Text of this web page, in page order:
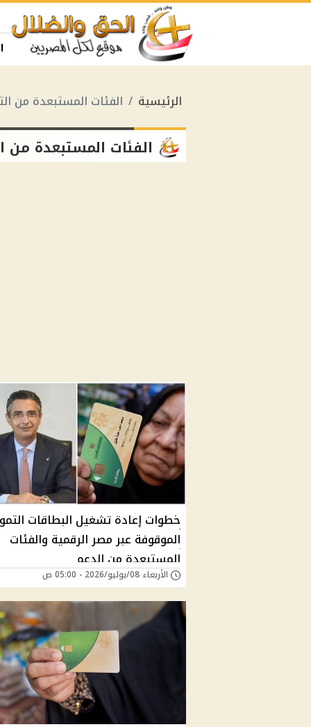
الرئيسية الفئات المستبعدة من
الفئات المستبعدة من
خطوات إعادة تشغيل البطاقات
الموقوفة عبر مصر الرقمية والفئات
المستبعدة من الدعم
الأربعاء 08/يوليو/2026 - 05:00 ص